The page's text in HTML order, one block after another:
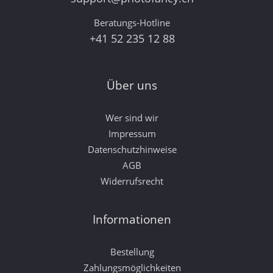
Beratungs-Hotline
+41 52 235 12 88
Über uns
Wer sind wir
Impressum
Datenschutzhinweise
AGB
Widerrufsrecht
Informationen
Bestellung
Zahlungsmöglichkeiten